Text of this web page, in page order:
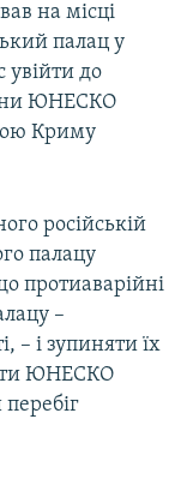
на місці
палац у
увійти до
ЮНЕСКО
Криму
російській
палацу
протиаварійні
–
– і зупиняти їх
ЮНЕСКО